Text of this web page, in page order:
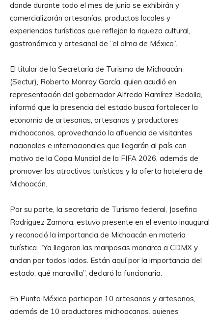
donde durante todo el mes de junio se exhibirán y
comercializarán artesanías, productos locales y
experiencias turísticas que reflejan la riqueza cultural,
gastronómica y artesanal de “el alma de México”.
El titular de la Secretaría de Turismo de Michoacán
(Sectur), Roberto Monroy García, quien acudió en
representación del gobernador Alfredo Ramírez Bedolla,
informó que la presencia del estado busca fortalecer la
economía de artesanas, artesanos y productores
michoacanos, aprovechando la afluencia de visitantes
nacionales e internacionales que llegarán al país con
motivo de la Copa Mundial de la FIFA 2026, además de
promover los atractivos turísticos y la oferta hotelera de
Michoacán.
Por su parte, la secretaria de Turismo federal, Josefina
Rodríguez Zamora, estuvo presente en el evento inaugural
y reconoció la importancia de Michoacán en materia
turística. “Ya llegaron las mariposas monarca a CDMX y
andan por todos lados. Están aquí por la importancia del
estado, qué maravilla”, declaró la funcionaria.
En Punto México participan 10 artesanas y artesanos,
además de 10 productores michoacanos, quienes